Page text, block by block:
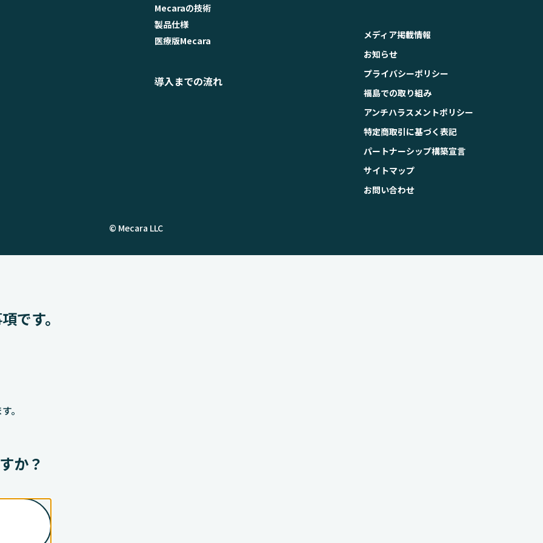
Mecaraの技術
製品仕様
医療版Mecara
導入までの流れ
メディア掲載情報
お知らせ
プライバシーポリシー
福島での取り組み
アンチハラスメントポリシー
特定商取引に基づく表記
パートナーシップ構築宣言
サイトマップ
お問い合わせ
© Mecara LLC
です。
。
か？